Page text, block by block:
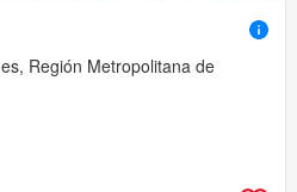
Región Metropolitana de